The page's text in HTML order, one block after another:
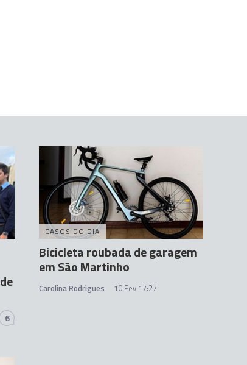
6
CASOS DO DIA
Bicicleta roubada de garagem
em São Martinho
Carolina Rodrigues 10 Fev 17:27